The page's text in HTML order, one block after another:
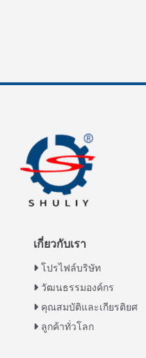
เกี่ยวกับเรา
โปรไฟล์บริษัท
วัฒนธรรมองค์กร
คุณสมบัติและเกียรติยศ
ลูกค้าทั่วโลก